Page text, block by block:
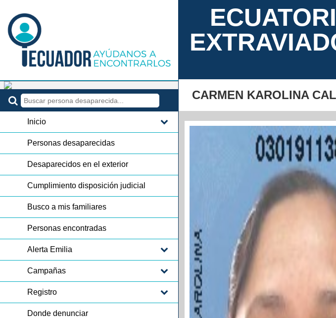
Inicio
Personas desaparecidas
Desaparecidos en el exterior
Cumplimiento disposición judicial
Busco a mis familiares
Personas encontradas
Alerta Emilia
Campañas
Registro
Donde denunciar
CARMEN KAROLINA